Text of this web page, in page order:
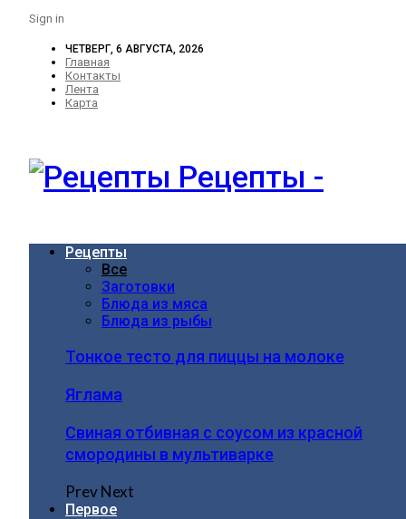
Sign in
ЧЕТВЕРГ, 6 АВГУСТА, 2026
Главная
Контакты
Лента
Карта
Рецепты -
Рецепты
Все
Заготовки
Блюда из мяса
Блюда из рыбы
Тонкое тесто для пиццы на молоке
Яглама
Свиная отбивная с соусом из красной
смородины в мультиварке
PrevNext
Первое